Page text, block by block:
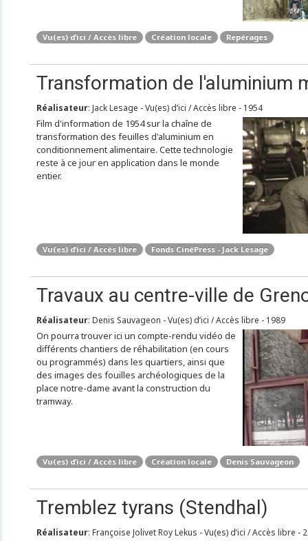
Vu(es) d’ici / Accès libre Création locale Repérages
Transformation de l'aluminium
Réalisateur: Jack Lesage - Vu(es) d’ici / Accès libre - 1954
Film d'information de 1954 sur la chaîne de
transformation des feuilles d'aluminium en
conditionnement alimentaire. Cette technologie
reste à ce jour en application dans le monde
entier.
Vu(es) d’ici / Accès libre Fonds CinéPress - Jack Lesage
Travaux au centre-ville de
Réalisateur: Denis Sauvageon - Vu(es) d’ici / Accès libre - 1989
On pourra trouver ici un compte-rendu vidéo de
différents chantiers de réhabilitation (en cours
ou programmés) dans les quartiers, ainsi que
des images des fouilles archéologiques de la
place notre-dame avant la construction du
tramway.
Vu(es) d’ici / Accès libre Création locale Denis Sauvageon
Tremblez tyrans (Stendhal)
Réalisateur: Françoise Jolivet Roy Lekus - Vu(es) d’ici / Accès libre -